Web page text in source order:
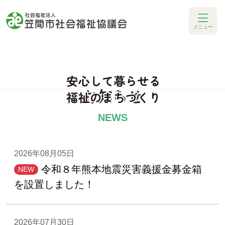
メニュー
お知らせ
NEWS
2026年08月05日
NEW
令和８年熊本地震災害義援金募金箱
を設置しました！
2026年07月30日